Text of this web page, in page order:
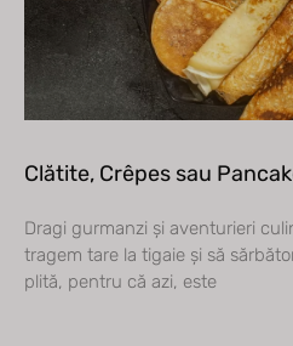
Clătite, Crêpes sau
Dragi gurmanzi și aventurieri
tragem tare la tigaie și să
plită, pentru că azi, este